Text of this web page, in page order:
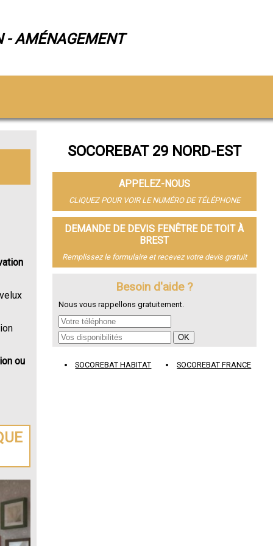
- AMÉNAGEMENT
ou
SOCOREBAT 29 NORD-EST
APPELEZ-NOUS
CLIQUEZ POUR VOIR LE NUMÉRO DE TÉLÉPHONE
DEMANDE DE DEVIS FENÊTRE DE TOIT À
BREST
Remplissez le formulaire et recevez votre devis gratuit
Besoin d'aide ?
Nous vous rappellons gratuitement.
SOCOREBAT HABITAT SOCOREBAT FRANCE